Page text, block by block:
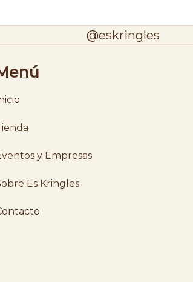
@eskringles
y Empresas
Es Kringles